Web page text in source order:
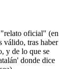
"relato oficial" (en
válido, tras haber
y de lo que se
donde dice